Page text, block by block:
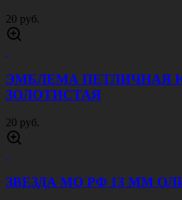
20 руб.
ЭМБЛЕМА ПЕТЛИЧНАЯ
ЗОЛОТИСТАЯ
20 руб.
ЗВЕЗДА МО РФ 13 ММ